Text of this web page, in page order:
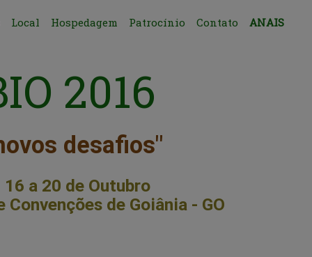
Local Hospedagem Patrocínio Contato ANAIS
2016
desafios"
a 20 de Outubro
de Goiânia - GO